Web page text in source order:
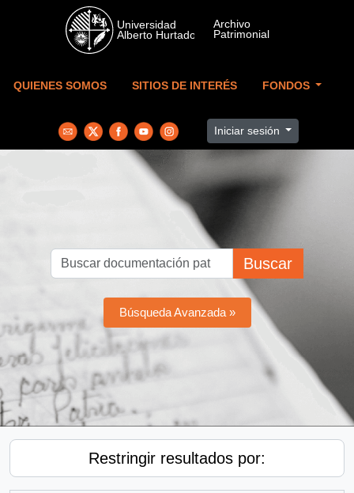
Skip to main content
QUIENES SOMOS SITIOS DE INTERÉS FONDOS
Iniciar sesión
Buscar
Búsqueda Avanzada »
Restringir resultados por: